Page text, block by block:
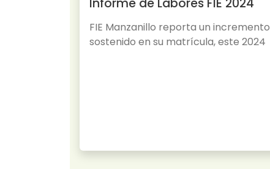
Informe de Labores FIE 2024
FIE Manzanillo reporta un incremento
sostenido en su matrícula, este 2024